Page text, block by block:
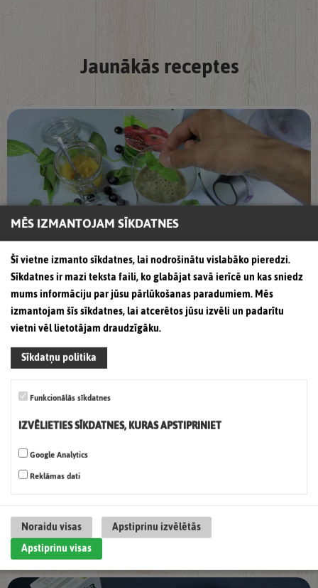
Jaunākās receptes
Granātābolu dzēriena kokteilis imūnsistēmai
Sarkano vīnogu nektāra limonāde
MĒS IZMANTOJAM SĪKDATNES
Šī vietne izmanto sīkdatnes, lai nodrošinātu vislabāko pieredzi.
Sīkdatnes ir mazi teksta faili, ko glabājat savā ierīcē un kas sniedz
mums informāciju par jūsu pārlūkošanas paradumiem. Mēs
izmantojam šīs sīkdatnes, lai atcerētos jūsu izvēli un padarītu
vietni vēl lietotājam draudzīgāku.
Sīkdatņu politika
Funkcionālās sīkdatnes
IZVĒLIETIES SĪKDATNES, KURAS APSTIPRINIET
Google Analytics
Reklāmas dati
Noraidu visas
Apstiprinu izvēlētās
Apstiprinu visas